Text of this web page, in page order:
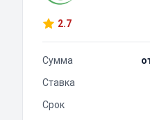
2.7
Сумма
Ставка
Срок